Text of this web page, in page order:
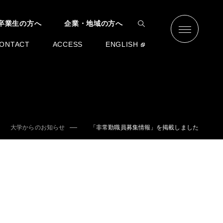
業生の方へ 企業・地域の方へ
ACCESS ENGLISH
大学からのお知らせ 「非常勤職員募集情報」を掲載しました